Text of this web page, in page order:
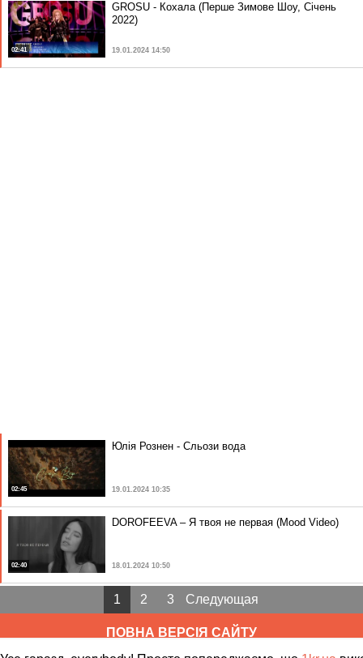
02:41
GROSU - Кохала (Перше Зимове Шоу, Січень
2022)
19.01.2024 14:50
02:45
Юлія Рознен - Сльози вода
19.01.2024 10:35
02:40
DOROFEEVA – Я твоя не первая (Mood Video)
18.01.2024 10:50
1 2 3 Следующая
ПОВНА ВЕРСІЯ САЙТУ